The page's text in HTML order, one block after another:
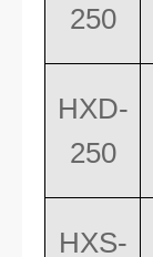
250
HXD-
250
HXS-